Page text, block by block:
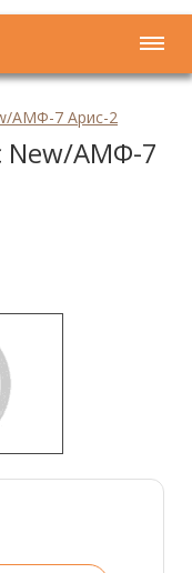
АМФ-7 Арис-2
New/АМФ-7